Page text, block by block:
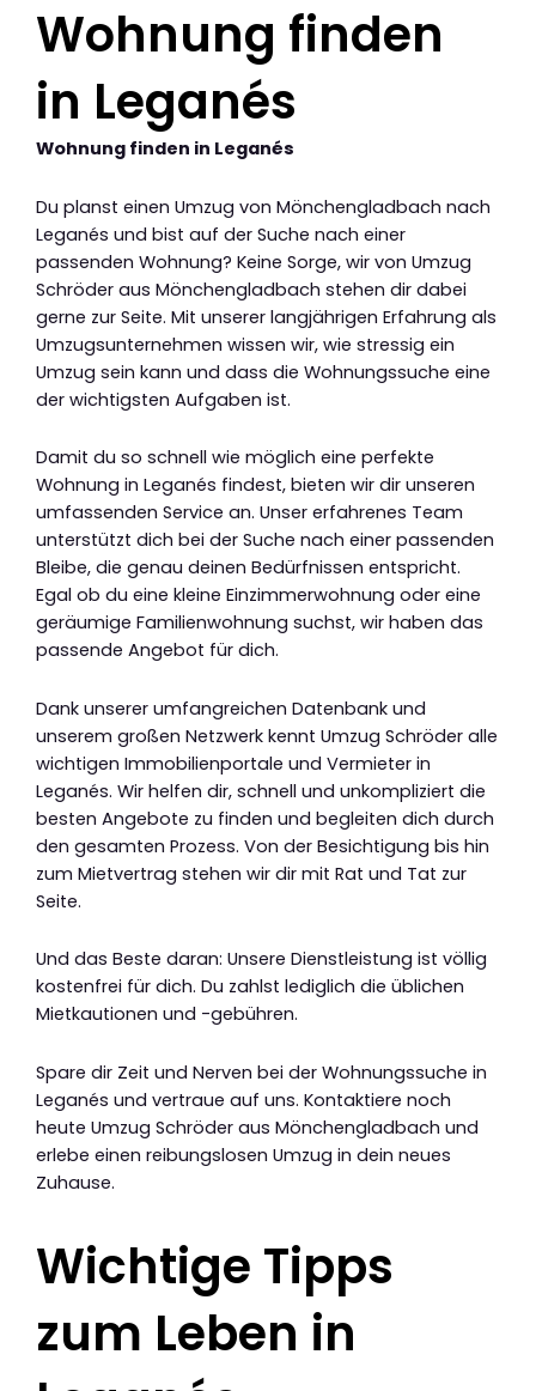
Wohnung finden
in Leganés
Wohnung finden in Leganés
Du planst einen Umzug von Mönchengladbach nach
Leganés und bist auf der Suche nach einer
passenden Wohnung? Keine Sorge, wir von Umzug
Schröder aus Mönchengladbach stehen dir dabei
gerne zur Seite. Mit unserer langjährigen Erfahrung als
Umzugsunternehmen wissen wir, wie stressig ein
Umzug sein kann und dass die Wohnungssuche eine
der wichtigsten Aufgaben ist.
Damit du so schnell wie möglich eine perfekte
Wohnung in Leganés findest, bieten wir dir unseren
umfassenden Service an. Unser erfahrenes Team
unterstützt dich bei der Suche nach einer passenden
Bleibe, die genau deinen Bedürfnissen entspricht.
Egal ob du eine kleine Einzimmerwohnung oder eine
geräumige Familienwohnung suchst, wir haben das
passende Angebot für dich.
Dank unserer umfangreichen Datenbank und
unserem großen Netzwerk kennt Umzug Schröder alle
wichtigen Immobilienportale und Vermieter in
Leganés. Wir helfen dir, schnell und unkompliziert die
besten Angebote zu finden und begleiten dich durch
den gesamten Prozess. Von der Besichtigung bis hin
zum Mietvertrag stehen wir dir mit Rat und Tat zur
Seite.
Und das Beste daran: Unsere Dienstleistung ist völlig
kostenfrei für dich. Du zahlst lediglich die üblichen
Mietkautionen und -gebühren.
Spare dir Zeit und Nerven bei der Wohnungssuche in
Leganés und vertraue auf uns. Kontaktiere noch
heute Umzug Schröder aus Mönchengladbach und
erlebe einen reibungslosen Umzug in dein neues
Zuhause.
Wichtige Tipps
zum Leben in